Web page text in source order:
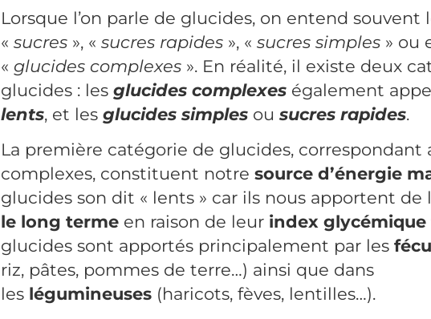
Lorsque l’on parle de glucides, on entend souvent
« sucres», « sucres rapides», « sucres simples» ou
« glucides complexes». En réalité, il existe deux
glucides : les glucides complexeségalement
lents, et les glucides simplesou sucres rapides.
La première catégorie de glucides, correspondant
complexes, constituent notre source d’énergie
glucides son dit « lents » car ils nous apportent de
le long termeen raison de leur index glycémique
glucides sont apportés principalement par les
riz, pâtes, pommes de terre…) ainsi que dans
les légumineuses(haricots, fèves, lentilles…).